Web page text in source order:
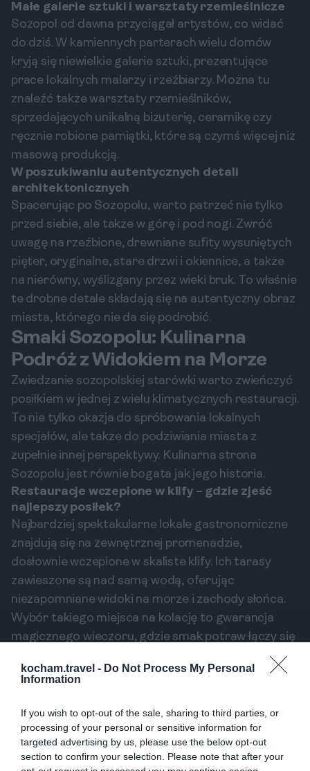
kocham.travel - Do Not Process My Personal
Information
If you wish to opt-out of the sale, sharing to third parties, or
processing of your personal or sensitive information for
targeted advertising by us, please use the below opt-out
section to confirm your selection. Please note that after your
Małe galerie sztuki i warsztaty rzemieślnicze
Sozopol od dawna przyciągał artystów, co widać
do dziś. W kamiennych parterach wielu domów
kryją się niewielkie galerie sztuki, prezentujące
prace lokalnych malarzy i rzeźbiarzy. Można tu
znaleźć także warsztaty rzemieślników,
sprzedających unikalną biżuterię, ceramikę czy
ręcznie robione pamiątki, które są czymś więcej niż
masową produkcją.
W poszukiwaniu autentycznych detali
architektonicznych
Spacerując po Sozopolu, warto patrzeć nie tylko
przed siebie, ale także w górę i pod nogi. Zwróć
uwagę na rzeźbione, drewniane sufity wysuniętych
pięter, oryginalne, stare drzwi i okiennice, a także
na nierówny, wyślizgany przez wieki bruk. To właśnie
te drobne detale składają się na autentyczny obraz
miasta, którego nie da się podrobić.
Smaki Sozopolu: Kulinarna
Podróż z Widokiem na Morze
Zwiedzanie sozopolskiej starówki warto zwieńczyć
posiłkiem w jednej z wielu klimatycznych restauracji.
To nie tylko okazja do spróbowania lokalnych
specjałów, ale także do podziwiania miasta z
zupełnie innej perspektywy. Kulinarna strona
Sozopolu jest równie bogata jak jego historia.
Restauracje wczepione w klify – gdzie zjeść
najlepszy posiłek?
Najbardziej spektakularne lokale gastronomiczne
znajdują się na zewnętrznej promenadzie,
dosłownie wczepione w skaliste klify. Ich tarasy
zawieszone są nad samą wodą, oferując
niezapomniane widoki na morze i zachody słońca.
Wybór takiego miejsca na kolację to gwarancja
magicznego wieczoru, gdzie smak potraw łączy się
Bułgarska kuchnia w nadmorskim wydaniu
darach morza. Koniecznie spróbuj świeżo
grillowanych ryb, małży w białym winie (midi po
czernomorski) czy sałatki szopskiej, która smakuje
tu wyjątkowo. Warto również skosztować lokalnych